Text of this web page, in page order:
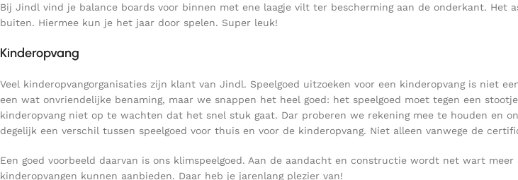
Bij Jindl vind je balance boards voor binnen met ene laagje vilt ter bescherming aan de onderkant. Het
buiten. Hiermee kun je het jaar door spelen. Super leuk!
Kinderopvang
Veel kinderopvangorganisaties zijn klant van Jindl. Speelgoed uitzoeken voor een kinderopvang is niet
een wat onvriendelijke benaming, maar we snappen het heel goed: het speelgoed moet tegen een
kinderopvang niet op te wachten dat het snel stuk gaat. Dar proberen we rekening mee te houden en
degelijk een verschil tussen speelgoed voor thuis en voor de kinderopvang. Niet alleen vanwege de
Een goed voorbeeld daarvan is ons klimspeelgoed. Aan de aandacht en constructie wordt net wart
kinderopvangen kunnen aanbieden. Daar heb je jarenlang plezier van!